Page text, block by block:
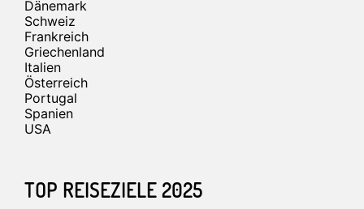
Dänemark
Schweiz
Frankreich
Griechenland
Italien
Österreich
Portugal
Spanien
USA
TOP REISEZIELE 2025